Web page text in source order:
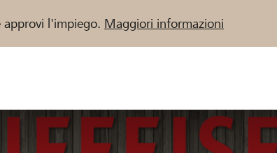
approvi l'impiego. Maggiori informazioni
Raiffeisen